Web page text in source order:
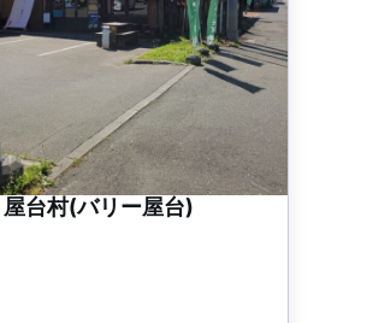
台村(バリー屋台)